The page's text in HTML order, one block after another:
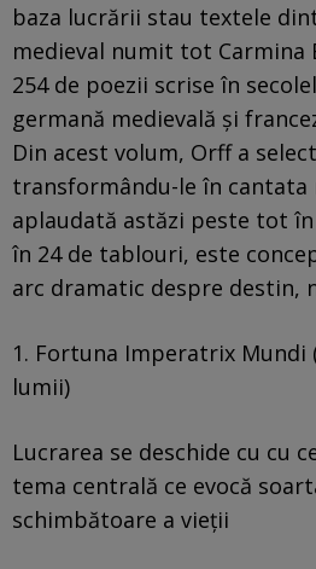
baza lucrării stau textele
medieval numit tot Carmina
254 de poezii scrise în
germană medievală și
Din acest volum, Orff a
transformându-le în cantata
aplaudată astăzi peste tot
în 24 de tablouri, este
arc dramatic despre destin,
1. Fortuna Imperatrix Mundi
lumii)
Lucrarea se deschide cu cu
tema centrală ce evocă
schimbătoare a vieții